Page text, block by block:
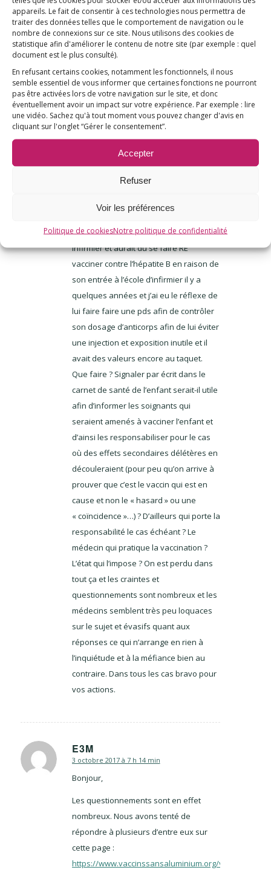
appareils. Le fait de consentir à ces technologies nous permettra de
traiter des données telles que le comportement de navigation ou le
nombre de connexions sur ce site. Nous utilisons des cookies de
statistique afin d'améliorer le contenu de notre site (par exemple : quel
document est le plus consulté).
En refusant certains cookies, notamment les fonctionnels, il nous
semble essentiel de vous informer que certaines fonctions ne pourront
pas être activées lors de votre navigation sur le site, et donc
éventuellement avoir un impact sur votre expérience. Par exemple : lire
une vidéo. Sachez qu'à tout moment vous pouvez changer d'avis en
cliquant sur l'onglet “Gérer le consentement”.
Accepter
Refuser
Voir les préférences
Politique de cookiesNotre politique de confidentialité
expliqués douleurs articulaires et
musculaires, malaises, … qui me sont
tombés dessus après la vaccination
contre l’hépatite B dans les années 90
alors qu’avant j’allais très bien et j’ai eu
droit à toutes les hypothèses de
diagnostics fourre-tout genre
spasmophilie, dépression,
fibromyalgie… mais jamais on a pu me
dire vraiment et depuis c’est l’errance
dans la résignation que jamais je
n’aurai le fin mot de l’histoire ni d’être
gâchée. Alors si je pouvais éviter le
calvaire aux enfants. Notre fils est
infirmier et aurait dû se faire RE
vacciner contre l’hépatite B en raison de
son entrée à l’école d’infirmier il y a
quelques années et j’ai eu le réflexe de
lui faire faire une pds afin de contrôler
son dosage d’anticorps afin de lui éviter
une injection et exposition inutile et il
avait des valeurs encore au taquet.
Que faire ? Signaler par écrit dans le
carnet de santé de l’enfant serait-il utile
afin d’informer les soignants qui
seraient amenés à vacciner l’enfant et
d’ainsi les responsabiliser pour le cas
où des effets secondaires délétères en
découleraient (pour peu qu’on arrive à
prouver que c’est le vaccin qui est en
cause et non le « hasard » ou une
« coïncidence »…) ? D’ailleurs qui porte la
responsabilité le cas échéant ? Le
médecin qui pratique la vaccination ?
L’état qui l’impose ? On est perdu dans
tout ça et les craintes et
questionnements sont nombreux et les
médecins semblent très peu loquaces
sur le sujet et évasifs quant aux
réponses ce qui n’arrange en rien à
l’inquiétude et à la méfiance bien au
contraire. Dans tous les cas bravo pour
vos actions.
E3M
dit
:
3 octobre 2017 à 7 h 14 min
Bonjour,
Les questionnements sont en effet
nombreux. Nous avons tenté de
répondre à plusieurs d’entre eux sur
cette page :
https://www.vaccinssansaluminium.org/vous-